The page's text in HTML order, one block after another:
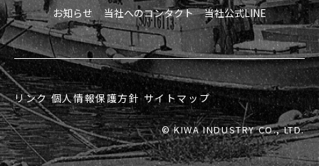
お知らせ
当社へのコンタクト 当社公式LINE
リンク 個人情報保護方針 サイトマップ
© KIWA INDUSTRY CO., LTD.